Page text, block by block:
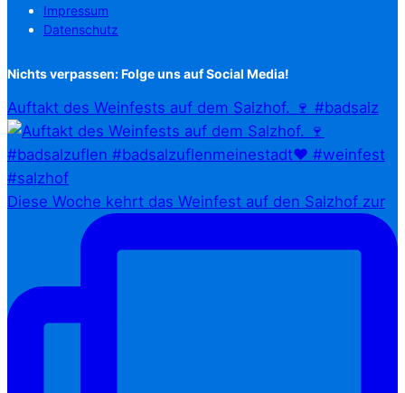
Impressum
Datenschutz
Nichts verpassen: Folge uns auf Social Media!
Auftakt des Weinfests auf dem Salzhof. 🍷 #badsalz
Diese Woche kehrt das Weinfest auf den Salzhof zur